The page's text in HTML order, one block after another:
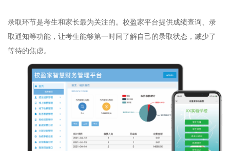
录取环节是考生和家长最为关注的。校盈家平台提供成绩查询、录
取通知等功能，让考生能够第一时间了解自己的录取状态，减少了
等待的焦虑。